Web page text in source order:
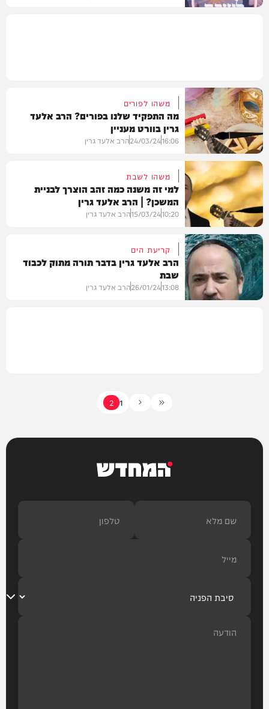
בית המדרש
משהו לפורים
מה התפקיד שלנו בפורים? הרב אלעד
גרין בוורט מעניין
16:06
24/03/24הרב אלעד גרין
בית המדרש
משהו לשבת
למי זה משנה כמה זהב הוצרך לבניית
המשכן? | הרב אלעד גרין
10:20
15/03/24הרב אלעד גרין
קריעת הים
הרב אלעד גרין בדבר תורה מתוק לכבוד
שבת
13:08
26/01/24הרב אלעד גרין
1
2
המחדש